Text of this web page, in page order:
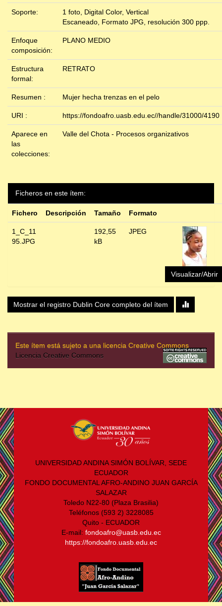
Soporte:
1 foto, Digital Color, Vertical
Escaneado, Formato JPG, resolución 300 ppp.
Enfoque
composición:
PLANO MEDIO
Estructura
formal:
RETRATO
Resumen : Mujer hecha trenzas en el pelo
URI : https://fondoafro.uasb.edu.ec//handle/31000/4190
Aparece en
las
colecciones:
Valle del Chota - Procesos organizativos
Ficheros en este ítem:
Fichero Descripción Tamaño Formato
1_C_11
95.JPG
192,55
kB
JPEG
Visualizar/Abrir
Mostrar el registro Dublin Core completo del ítem
Este ítem está sujeto a una licencia Creative Commons
Licencia Creative Commons
UNIVERSIDAD ANDINA SIMÓN BOLÍVAR, SEDE
ECUADOR
FONDO DOCUMENTAL AFRO-ANDINO JUAN GARCÍA
SALAZAR
Toledo N22-80 (Plaza Brasilia)
Teléfonos (593 2) 3228085
Quito - ECUADOR
E-mail: fondoafro@uasb.edu.ec
https://fondoafro.uasb.edu.ec